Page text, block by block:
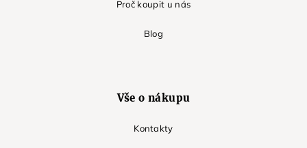
Proč koupit u nás
Blog
Vše o nákupu
Kontakty